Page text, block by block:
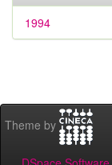
1994
Theme by